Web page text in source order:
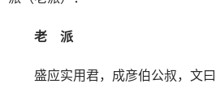
老 派
盛应实用君，成彦伯公叔，文